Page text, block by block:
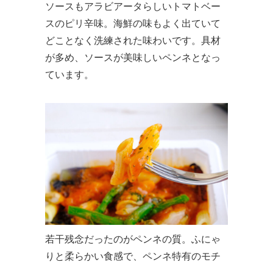
ソースもアラビアータらしいトマトベー
スのピリ辛味。海鮮の味もよく出ていて
どことなく洗練された味わいです。具材
が多め、ソースが美味しいペンネとなっ
ています。
若干残念だったのがペンネの質。ふにゃ
りと柔らかい食感で、ペンネ特有のモチ